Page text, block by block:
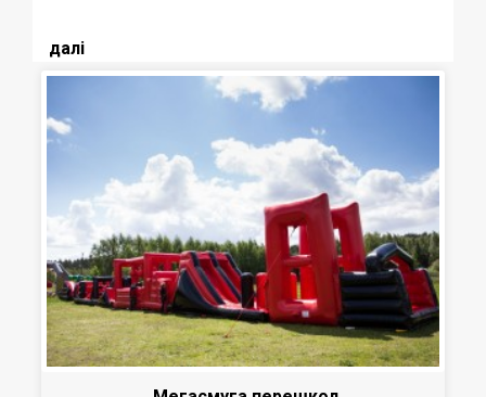
Вони створюються й у спільних розвагах.
Для цього в корпоративній культурі давно
використовують тімбілдінги.Це сучасний і
справді ефективний спосіб згуртування
людей з одного офісу.
Співробітники відпочивають та займаються
цікавими активностями разом. Так колектив
стає дружнішим!
далі